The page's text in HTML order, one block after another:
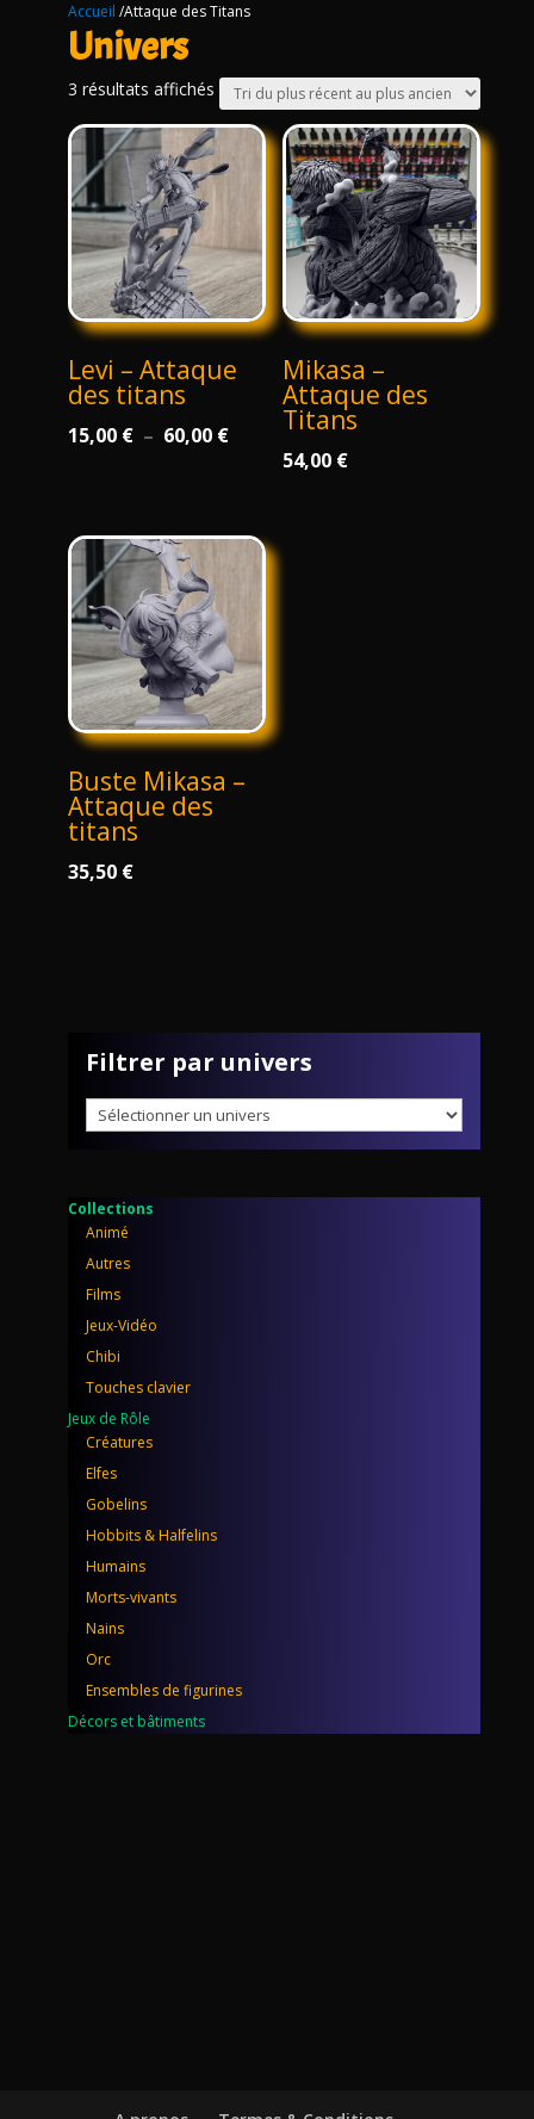
Accueil /Attaque des Titans
Univers
3 résultats affichésTrié
du
plus
récent
au
Levi – Attaque
des titans
15,00 € – 60,00 €Plage
Mikasa –
Attaque des
Titans
54,00 €
Buste Mikasa –
Attaque des
titans
35,50 €
Filtrer par univers
Collections
Animé
Autres
Films
Jeux-Vidéo
Chibi
Touches clavier
Jeux de Rôle
Créatures
Elfes
Gobelins
Hobbits & Halfelins
Humains
Morts-vivants
Nains
Orc
Ensembles de figurines
Décors et bâtiments